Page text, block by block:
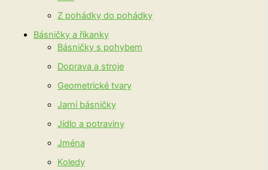
Z pohádky do pohádky
Básničky a říkanky
Básničky s pohybem
Doprava a stroje
Geometrické tvary
Jarní básničky
Jídlo a potraviny
Jména
Koledy